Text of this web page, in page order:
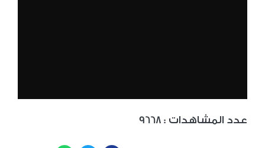
9668 : عدد المشاهدات